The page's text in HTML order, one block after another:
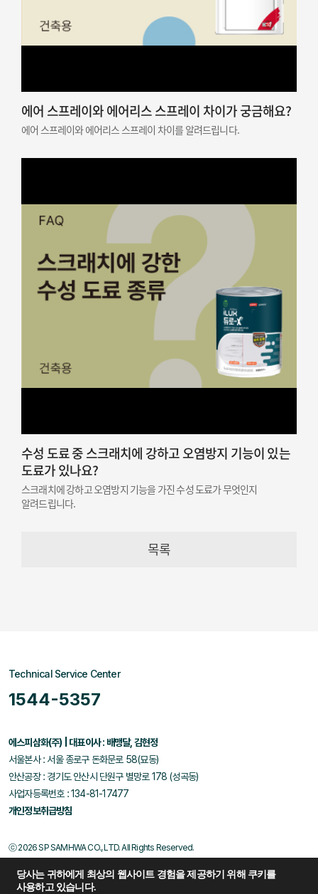
에어 스프레이와 에어리스 스프레이 차이가 궁금해요?
에어 스프레이와 에어리스 스프레이 차이를 알려드립니다.
수성 도료 중 스크래치에 강하고 오염방지 기능이 있는
도료가 있나요?
스크래치에 강하고 오염방지 기능을 가진 수성 도료가 무엇인지
알려드립니다.
목록
Technical Service Center
1544-5357
에스피삼화(주) | 대표이사 : 배맹달, 김현정
서울본사 : 서울 종로구 돈화문로 58(묘동)
안산공장 : 경기도 안산시 단원구 별망로 178 (성곡동)
사업자등록번호 : 134-81-17477
개인정보취급방침
ⓒ 2026 SP SAMHWA CO., LTD. All Rights Reserved.
당사는 귀하에게 최상의 웹사이트 경험을 제공하기 위해 쿠키를
사용하고 있습니다.